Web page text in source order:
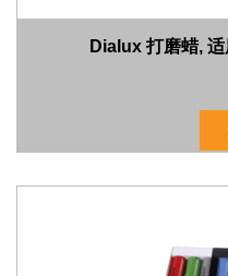
Dialux 打磨蜡,